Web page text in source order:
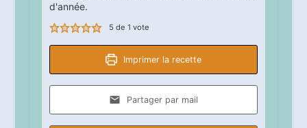
d'année.
5 de 1 vote
Imprimer la recette
Partager par mail